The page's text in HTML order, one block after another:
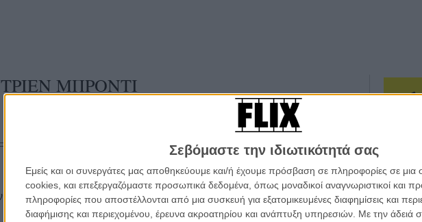
Σεβόμαστε την ιδιωτικότητά σας
Εμείς και οι συνεργάτες μας αποθηκεύουμε και/ή έχουμε πρόσβαση σε πληροφορίες σε
cookies, και επεξεργαζόμαστε προσωπικά δεδομένα, όπως μοναδικοί αναγνωριστικοί και
πληροφορίες που αποστέλλονται από μια συσκευή για εξατομικευμένες διαφημίσεις και
διαφήμισης και περιεχομένου, έρευνα ακροατηρίου και ανάπτυξη υπηρεσιών. Με την άδειά
ΜΠΡΟΝΤΙ
ΤΑΙΝΙΕΣ
κριτικές ταινιών.
Η
σε